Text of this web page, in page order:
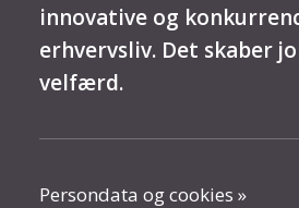
innovative og
erhvervsliv. Det skaber
velfærd.
Persondata og cookies »